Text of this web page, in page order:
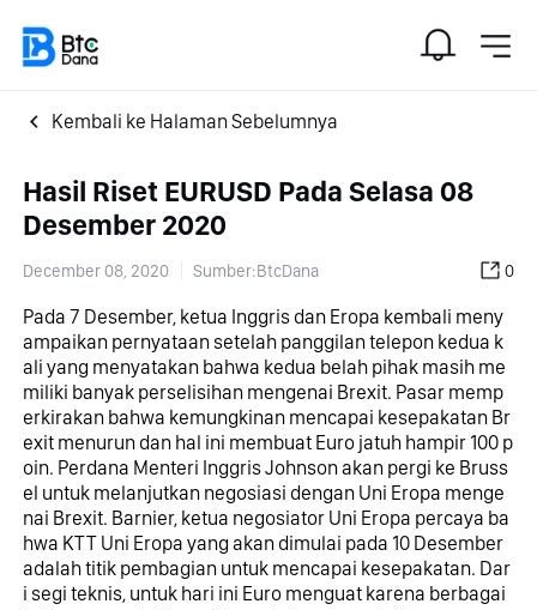
Kembali ke Halaman Sebelumnya
Hasil Riset EURUSD Pada Selasa 08
Desember 2020
December 08, 2020 Sumber:BtcDana 0
Pada 7 Desember, ketua Inggris dan Eropa kembali meny
ampaikan pernyataan setelah panggilan telepon kedua k
ali yang menyatakan bahwa kedua belah pihak masih me
miliki banyak perselisihan mengenai Brexit. Pasar memp
erkirakan bahwa kemungkinan mencapai kesepakatan Br
exit menurun dan hal ini membuat Euro jatuh hampir 100 p
oin. Perdana Menteri Inggris Johnson akan pergi ke Bruss
el untuk melanjutkan negosiasi dengan Uni Eropa menge
nai Brexit. Barnier, ketua negosiator Uni Eropa percaya ba
hwa KTT Uni Eropa yang akan dimulai pada 10 Desember
adalah titik pembagian untuk mencapai kesepakatan. Dar
i segi teknis, untuk hari ini Euro menguat karena berbagai